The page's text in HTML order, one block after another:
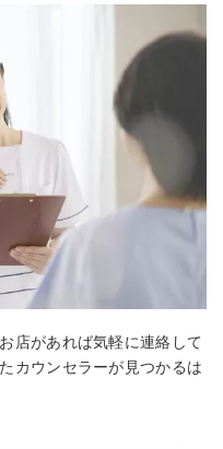
店があれば気軽に連絡して
カウンセラーが見つかるは